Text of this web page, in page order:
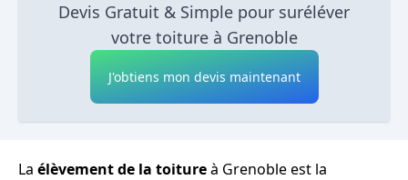
Devis Gratuit & Simple pour suréléver
votre toiture à Grenoble
J'obtiens mon devis maintenant
La élèvement de la toitureà Grenoble est la